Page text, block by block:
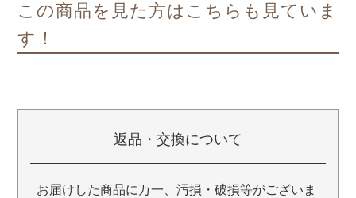
この商品を見た方はこちらも見ていま
す！
返品・交換について
お届けした商品に万一、汚損・破損等がございま